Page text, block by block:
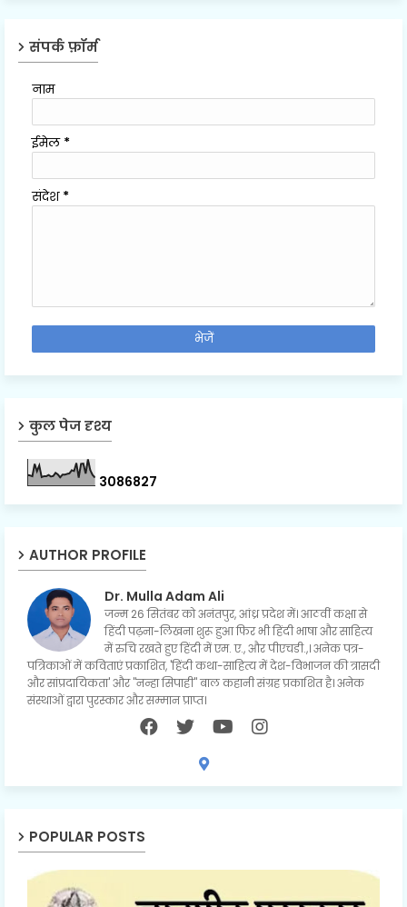
संपर्क फ़ॉर्म
नाम
ईमेल *
संदेश *
कुल पेज दृश्य
3086827
AUTHOR PROFILE
Dr. Mulla Adam Ali
जन्म 26 सितंबर को अनंतपुर, आंध्र प्रदेश में। आठवीं कक्षा से
हिंदी पढ़ना-लिखना शुरू हुआ फिर भी हिंदी भाषा और साहित्य
में रुचि रखते हुए हिंदी में एम. ए., और पीएचडी.,। अनेक पत्र-
पत्रिकाओं में कविताएं प्रकाशित, 'हिंदी कथा-साहित्य में देश-विभाजन की त्रासदी
और सांप्रदायिकता' और "नन्हा सिपाही" बाल कहानी संग्रह प्रकाशित है। अनेक
संस्थाओं द्वारा पुरस्कार और सम्मान प्राप्त।
POPULAR POSTS